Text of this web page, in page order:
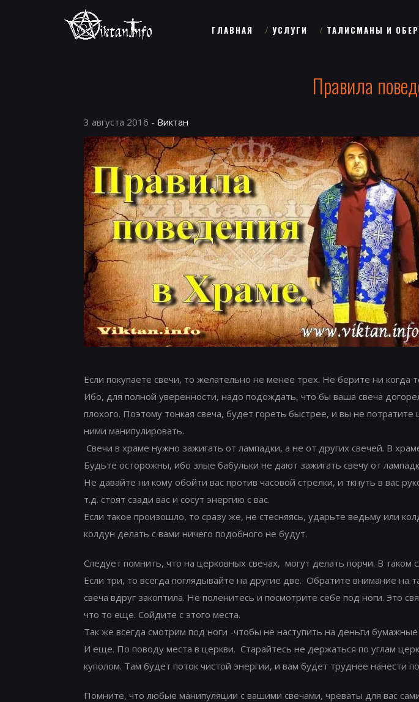
ГЛАВНАЯ УСЛУГИ ТАЛИСМАНЫ И
Правила
3 августа 2016 - Виктан
Если покупаете свечи, то желательно не менее трех. Не берите ни когда
Ибо, для полной уверенности, надо подождать, что бы ваша свеча
плохого. Поэтому тонкая свеча, будет гореть быстрее, и вы не
ними манипулировать.
Свечи в храме нужно зажигать от лампадки, а не от других свечей. В
Будьте осторожны, ибо злые бабульки не дают зажигать свечу от
Не давайте ни кому обойти вас против часовой стрелки, и ткнуть в вас
т.д. стоят сзади вас и сосут энергию с вас.
Если такое произошло, то сразу же, не стесняясь, ударьте ведьму или
колдун делать с вами ничего подобного не будут.
Следует помнить, что на церковных свечах, могут делать порчи. В
Если три, то всегда поглядывайте на другие две. Обратите внимание на
свеча вдруг закоптила. Не поленитесь и посмотрите себе под ноги. Это
что то еще. Сойдите с этого места.
Так же всегда смотрим под ноги -чтобы не наступить на деньги
И еще. По поводу места в церкви. Старайтесь не держаться по углам
куполом. Там будет поток чистой энергии, и вам будет труднее нанести
Помните, что любые манипуляции с вашими свечами, чреваты для вас